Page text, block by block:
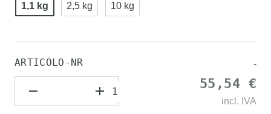
1,1 kg 2,5 kg 10 kg
ARTICOLO-NR -
55,54 €
incl. IVA